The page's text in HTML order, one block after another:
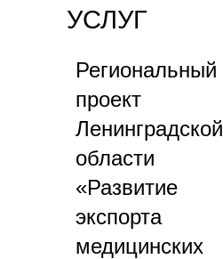
УСЛУГ
Региональный
проект
Ленинградской
области
«Развитие
экспорта
медицинских